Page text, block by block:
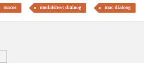
macos modalsheet dialoog mac dialoog